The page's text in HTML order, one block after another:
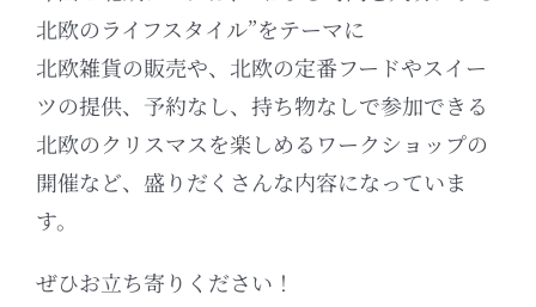
北欧のライフスタイル”をテーマに
北欧雑貨の販売や、北欧の定番フードやスイー
ツの提供、予約なし、持ち物なしで参加できる
北欧のクリスマスを楽しめるワークショップの
開催など、盛りだくさんな内容になっていま
す。
ぜひお立ち寄りください！